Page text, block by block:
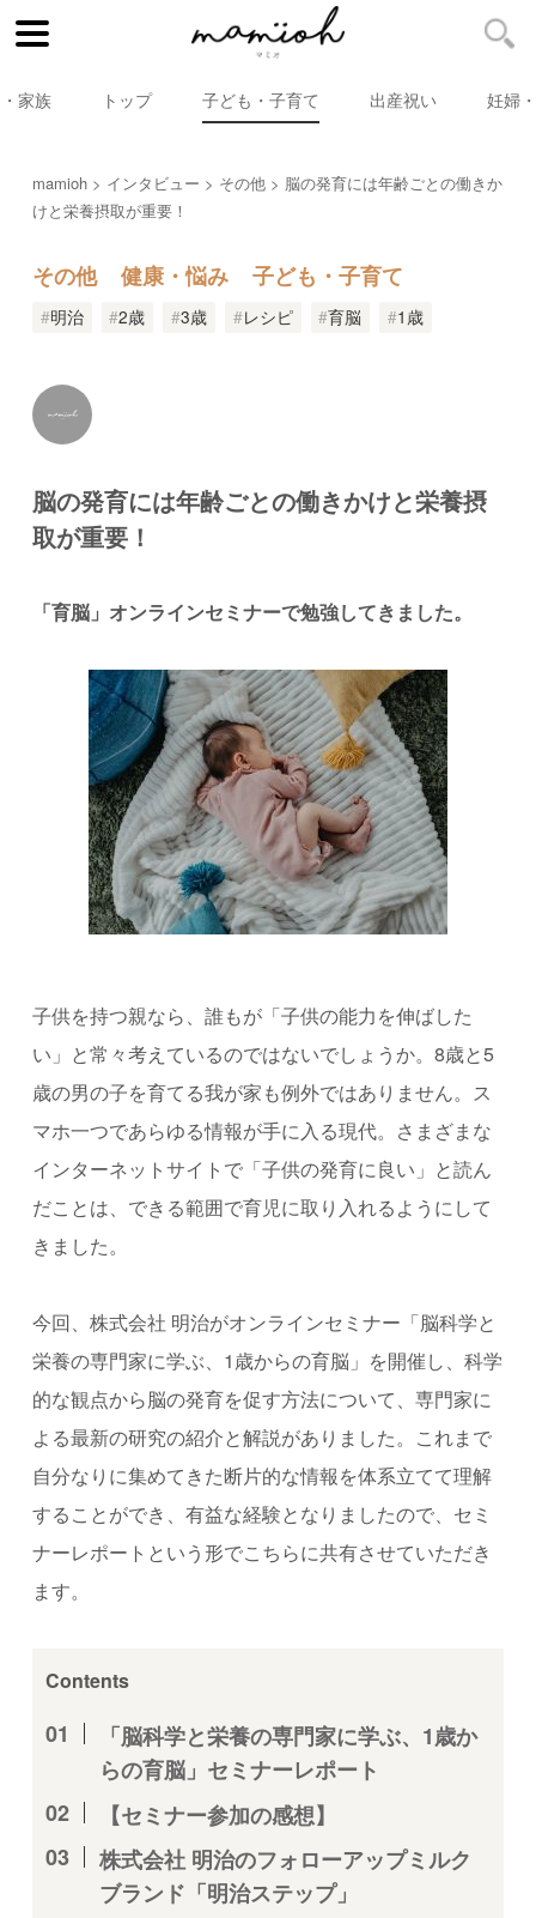
家族 トップ 子ども・子育て 出産祝い 妊婦
mamioh インタビュー その他
脳の発育には年齢ごとの働きか
けと栄養摂取が重要！
その他 健康・悩み 子ども・子育て
明治 2歳 3歳 レシピ 育脳 1歳
脳の発育には年齢ごとの働きかけと栄養摂
取が重要！
「育脳」オンラインセミナーで勉強してきました。
子供を持つ親なら、誰もが「子供の能力を伸ばした
い」と常々考えているのではないでしょうか。8歳と5
歳の男の子を育てる我が家も例外ではありません。ス
マホ一つであらゆる情報が手に入る現代。さまざまな
インターネットサイトで「子供の発育に良い」と読ん
だことは、できる範囲で育児に取り入れるようにして
きました。
今回、株式会社 明治がオンラインセミナー「脳科学と
栄養の専門家に学ぶ、 1歳からの育脳」を開催し、科学
的な観点から脳の発育を促す方法について、専門家に
よる最新の研究の紹介と解説がありました。これまで
自分なりに集めてきた断片的な情報を体系立てて理解
することができ、有益な経験となりましたので、セミ
ナーレポートという形でこちらに共有させていただき
ます。
Contents
「脳科学と栄養の専門家に学ぶ、1歳か
らの育脳」セミナーレポート
【セミナー参加の感想】
株式会社 明治のフォローアップミルク
ブランド「明治ステップ」